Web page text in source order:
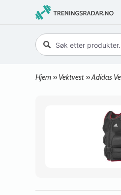
Hjem » Vektvest »Adidas